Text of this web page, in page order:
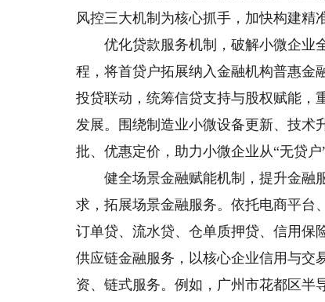
风控三大机制为核心抓手，加快构建精
优化贷款服务机制，破解小微企业
程，将首贷户拓展纳入金融机构普惠金
投贷联动，统筹信贷支持与股权赋能，
发展。围绕制造业小微设备更新、技术
批、优惠定价，助力小微企业从“无贷户
健全场景金融赋能机制，提升金融
求，拓展场景金融服务。依托电商平台
订单贷、流水贷、仓单质押贷、信用保
供应链金融服务，以核心企业信用与交
资、链式服务。例如，广州市花都区半